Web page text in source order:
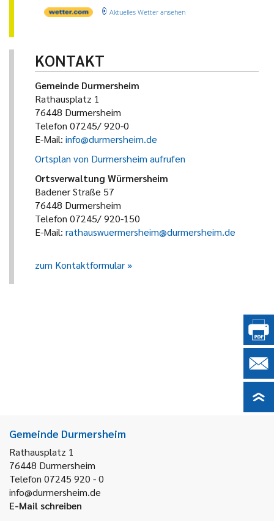
Aktuelles Wetter ansehen
KONTAKT
Gemeinde Durmersheim
Rathausplatz 1
76448 Durmersheim
Telefon 07245/ 920-0
E-Mail: info@durmersheim.de
Ortsplan von Durmersheim aufrufen
Ortsverwaltung Würmersheim
Badener Straße 57
76448 Durmersheim
Telefon 07245/ 920-150
E-Mail: rathauswuermersheim@durmersheim.de
zum Kontaktformular
Gemeinde Durmersheim
Rathausplatz 1
76448 Durmersheim
Telefon 07245 920 - 0
info@durmersheim.de
E-Mail schreiben